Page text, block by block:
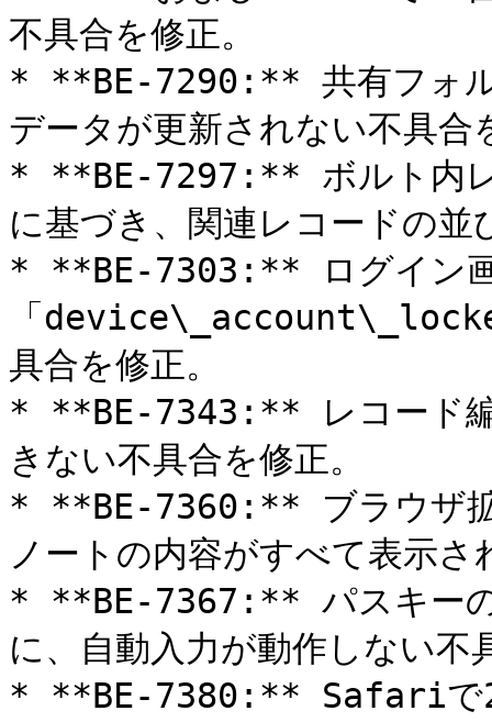
不具合を修正。
* **BE-7290:** 共有フォル
データが更新されない不具合
* **BE-7297:** ボルト内レ
に基づき、関連レコードの並
* **BE-7303:** ログイン
「
具合を修正。
* **BE-7343:** レコード編
きない不具合を修正。
* **BE-7360:** ブラウザ拡
ノートの内容がすべて表示
* **BE-7367:** パスキーの
に、自動入力が動作しない不
* **BE-7380:** Safariで2